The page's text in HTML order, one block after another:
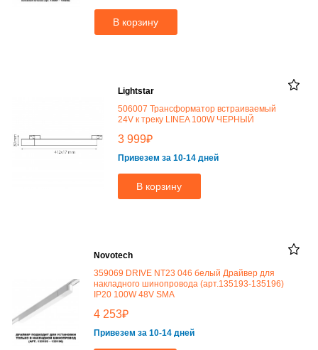
В корзину
Lightstar
506007 Трансформатор встраиваемый
24V к треку LINEA 100W ЧЕРНЫЙ
3 999₽
Привезем за 10-14 дней
В корзину
Novotech
359069 DRIVE NT23 046 белый Драйвер для
накладного шинопровода (арт.135193-135196)
IP20 100W 48V SMA
4 253₽
Привезем за 10-14 дней